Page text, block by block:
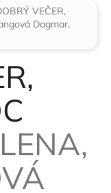
VEČER,
Dagmar,